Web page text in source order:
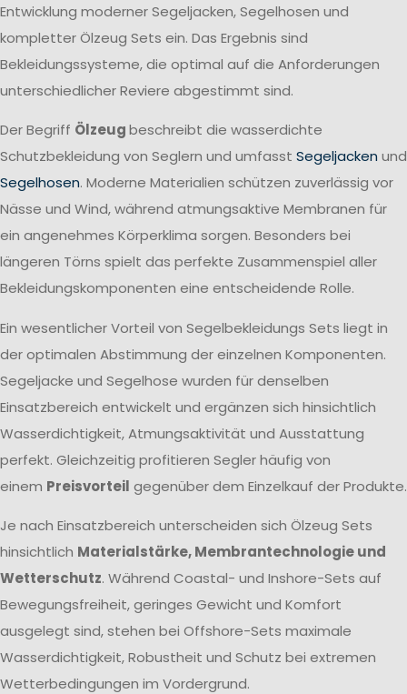
Entwicklung moderner Segeljacken, Segelhosen und
kompletter Ölzeug Sets ein. Das Ergebnis sind
Bekleidungssysteme, die optimal auf die Anforderungen
unterschiedlicher Reviere abgestimmt sind.
Der Begriff Ölzeugbeschreibt die wasserdichte
Schutzbekleidung von Seglern und umfasst Segeljacken und
Segelhosen. Moderne Materialien schützen zuverlässig vor
Nässe und Wind, während atmungsaktive Membranen für
ein angenehmes Körperklima sorgen. Besonders bei
längeren Törns spielt das perfekte Zusammenspiel aller
Bekleidungskomponenten eine entscheidende Rolle.
Ein wesentlicher Vorteil von Segelbekleidungs Sets liegt in
der optimalen Abstimmung der einzelnen Komponenten.
Segeljacke und Segelhose wurden für denselben
Einsatzbereich entwickelt und ergänzen sich hinsichtlich
Wasserdichtigkeit, Atmungsaktivität und Ausstattung
perfekt. Gleichzeitig profitieren Segler häufig von
einem Preisvorteil gegenüber dem Einzelkauf der Produkte.
Je nach Einsatzbereich unterscheiden sich Ölzeug Sets
hinsichtlich Materialstärke, Membrantechnologie und
Wetterschutz. Während Coastal- und Inshore-Sets auf
Bewegungsfreiheit, geringes Gewicht und Komfort
ausgelegt sind, stehen bei Offshore-Sets maximale
Wasserdichtigkeit, Robustheit und Schutz bei extremen
Wetterbedingungen im Vordergrund.